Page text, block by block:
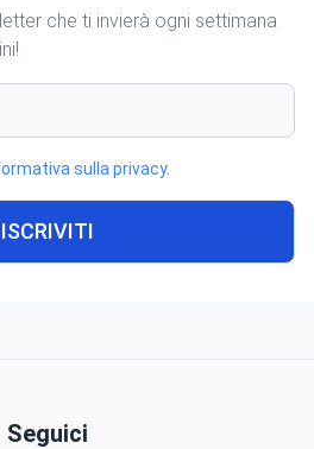
che ti invierà ogni settimana
sulla privacy.
ISCRIVITI
Seguici